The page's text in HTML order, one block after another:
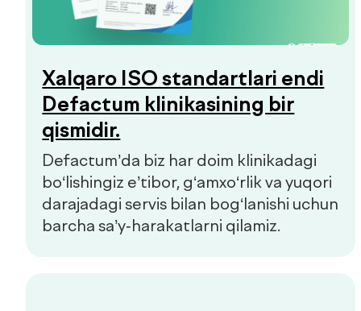
Rentgenografiya в de
factum®
Rentgenografiya — qanday o‘tkaziladi,